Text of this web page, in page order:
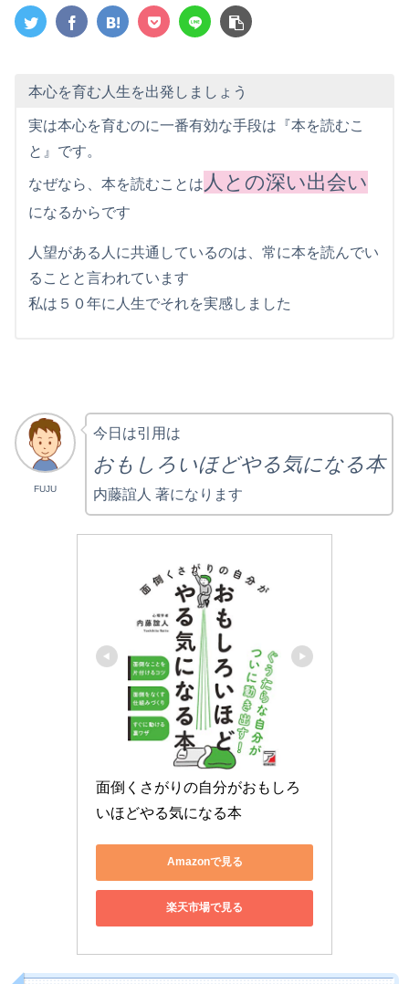
本心を育む人生を出発しましょう
実は本心を育むのに一番有効な手段は『本を読むこ
と』です。
なぜなら、本を読むことは 人との深い出会い
になるからです
人望がある人に共通しているのは、常に本を読んでい
ることと言われています
私は５０年に人生でそれを実感しました
FUJU
今日は引用は
おもしろいほどやる気になる本
内藤誼人 著になります
面倒くさがりの自分がおもしろ
いほどやる気になる本
Amazonで見る
楽天市場で見る